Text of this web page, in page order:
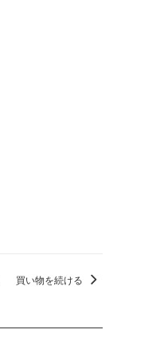
買い物を続ける